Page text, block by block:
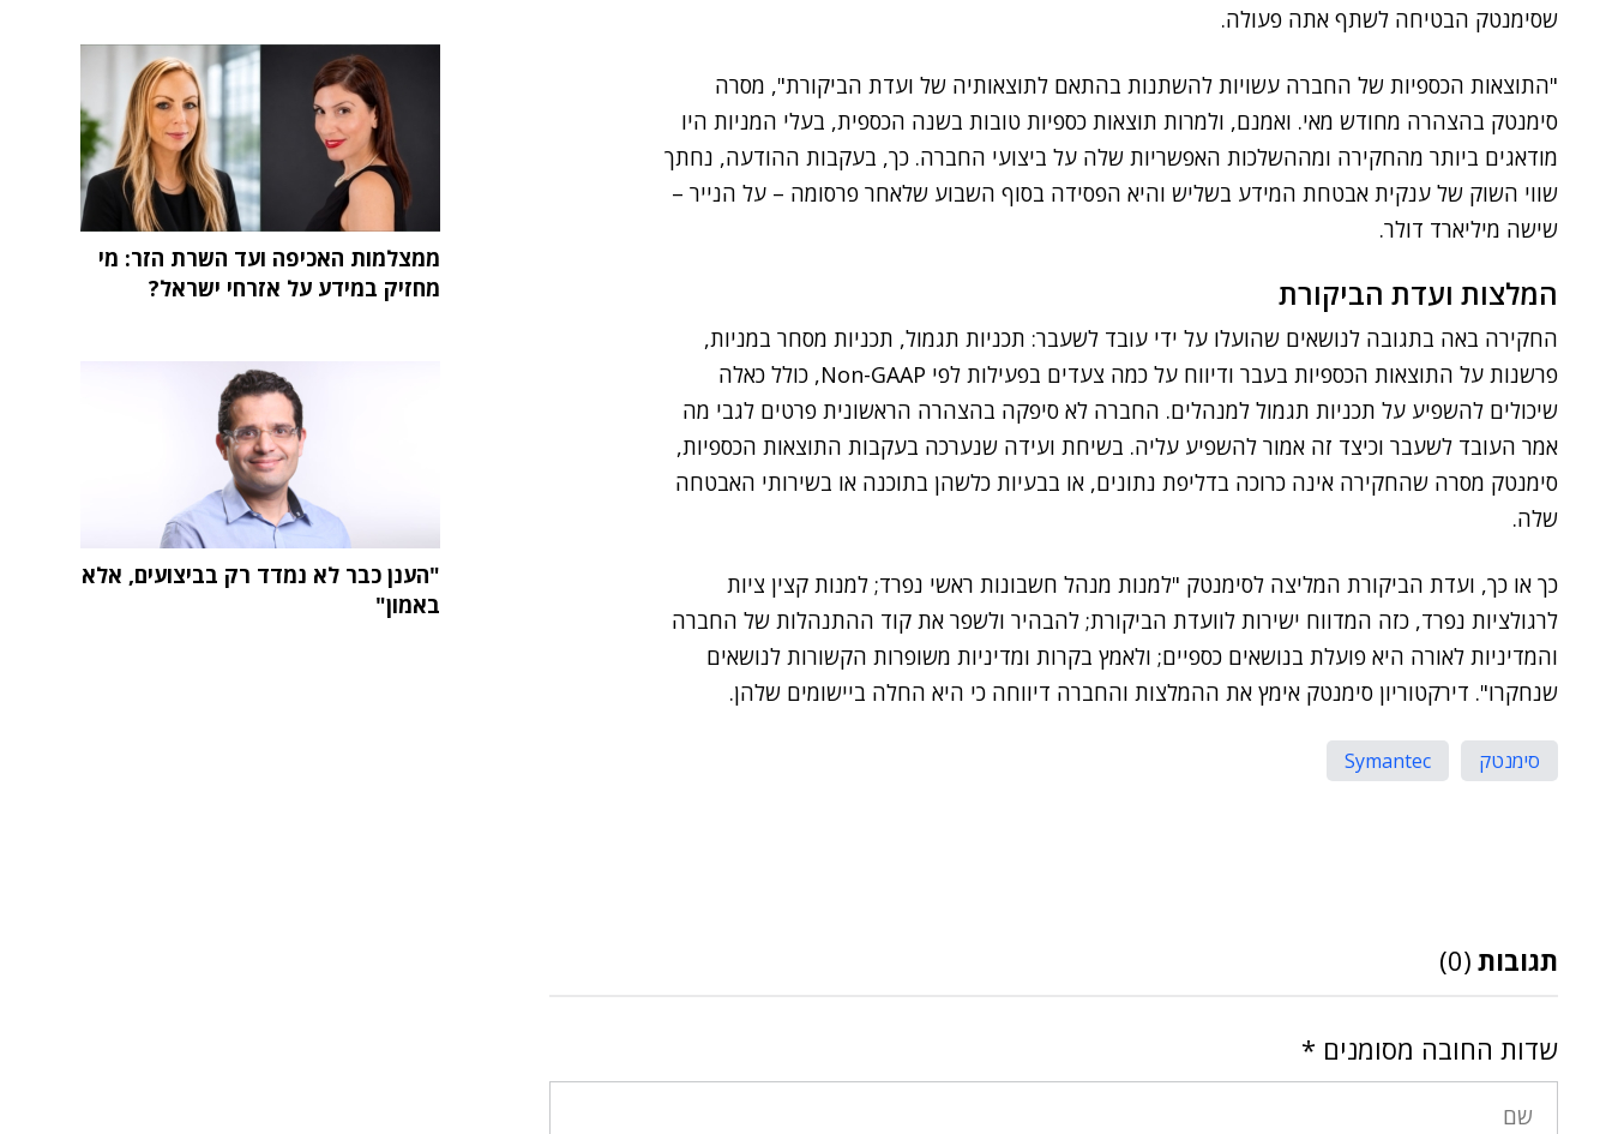
שסימנטק הבטיחה לשתף אתה פעולה.
"התוצאות הכספיות של החברה עשויות להשתנות בהתאם לתוצאותיה של ועדת הביקורת", מסרה
סימנטק בהצהרה מחודש מאי. ואמנם, ולמרות תוצאות כספיות טובות בשנה הכספית, בעלי המניות היו
מודאגים ביותר מהחקירה ומההשלכות האפשריות שלה על ביצועי החברה. כך, בעקבות ההודעה, נחתך
שווי השוק של ענקית אבטחת המידע בשליש והיא הפסידה בסוף השבוע שלאחר פרסומה – על הנייר –
שישה מיליארד דולר.
המלצות ועדת הביקורת
החקירה באה בתגובה לנושאים שהועלו על ידי עובד לשעבר: תכניות תגמול, תכניות מסחר במניות,
פרשנות על התוצאות הכספיות בעבר ודיווח על כמה צעדים בפעילות לפי Non-GAAP, כולל כאלה
שיכולים להשפיע על תכניות תגמול למנהלים. החברה לא סיפקה בהצהרה הראשונית פרטים לגבי מה
אמר העובד לשעבר וכיצד זה אמור להשפיע עליה. בשיחת ועידה שנערכה בעקבות התוצאות הכספיות,
סימנטק מסרה שהחקירה אינה כרוכה בדליפת נתונים, או בבעיות כלשהן בתוכנה או בשירותי האבטחה
שלה.
כך או כך, ועדת הביקורת המליצה לסימנטק "למנות מנהל חשבונות ראשי נפרד; למנות קצין ציות
לרגולציות נפרד, כזה המדווח ישירות לוועדת הביקורת; להבהיר ולשפר את קוד ההתנהלות של החברה
והמדיניות לאורה היא פועלת בנושאים כספיים; ולאמץ בקרות ומדיניות משופרות הקשורות לנושאים
שנחקרו". דירקטוריון סימנטק אימץ את ההמלצות והחברה דיווחה כי היא החלה ביישומים שלהן.
סימנטק Symantec
תגובות (0)
שדות החובה מסומנים *
ממצלמות האכיפה ועד השרת הזר: מי
מחזיק במידע על אזרחי ישראל?
"הענן כבר לא נמדד רק בביצועים, אלא
באמון"